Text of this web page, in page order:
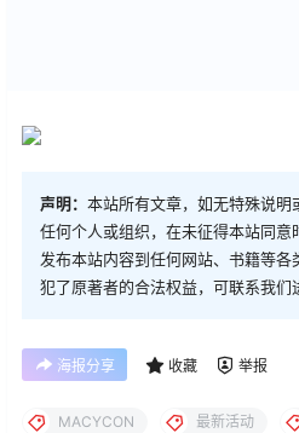
声明： 本站所有文章，如无特殊说明
任何个人或组织，在未征得本站同意
发布本站内容到任何网站、书籍等
犯了原著者的合法权益，可联系我们
海报分享 收藏 举报
MACYCON 最新活动